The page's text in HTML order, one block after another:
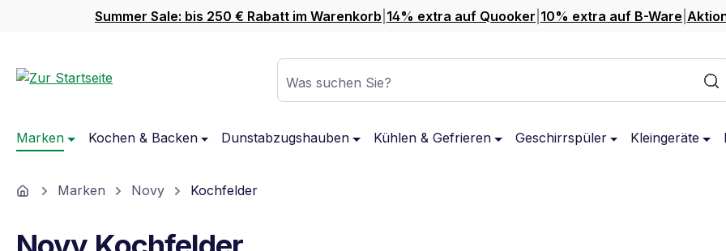
Hauptinhalt springen
Zur Suche springen
Zur Hauptnavigation springen
Summer Sale: bis 250 € Rabatt im Warenkorb 14% extra auf Quooker 10% extra auf B-Ware
Was suchen Sie?
Marken Kochen & Backen Dunstabzugshauben Kühlen & Gefrieren Geschirrspüler Kleingeräte
HomeMarken Novy Kochfelder